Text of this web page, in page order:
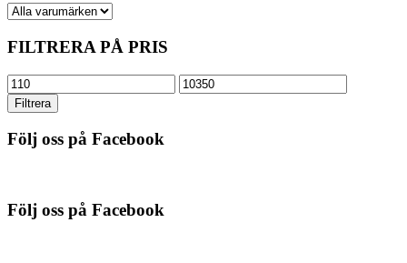
FILTRERA PÅ PRIS
Min
pris
Max
pris
Filtrera
Följ oss på Facebook
Följ oss på Facebook